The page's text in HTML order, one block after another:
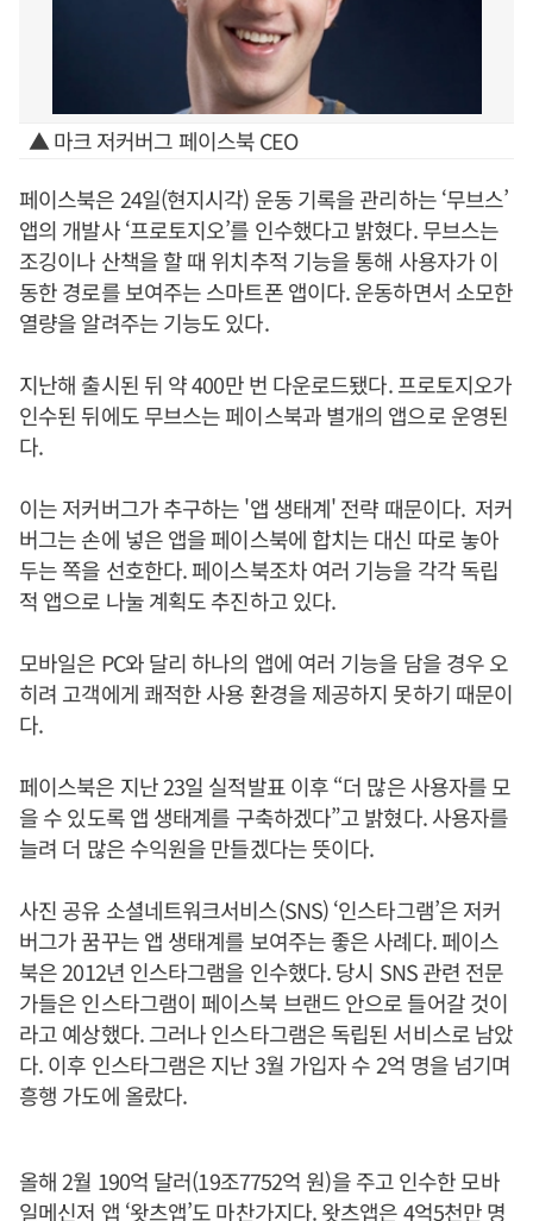
▲ 마크 저커버그 페이스북 CEO
페이스북은 24일(현지시각) 운동 기록을 관리하는 ‘무브스’
앱의 개발사 ‘프로토지오’를 인수했다고 밝혔다. 무브스는
조깅이나 산책을 할 때 위치추적 기능을 통해 사용자가 이
동한 경로를 보여주는 스마트폰 앱이다. 운동하면서 소모한
열량을 알려주는 기능도 있다.
지난해 출시된 뒤 약 400만 번 다운로드됐다. 프로토지오가
인수된 뒤에도 무브스는 페이스북과 별개의 앱으로 운영된
다.
이는 저커버그가 추구하는 '앱 생태계' 전략 때문이다. 저커
버그는 손에 넣은 앱을 페이스북에 합치는 대신 따로 놓아
두는 쪽을 선호한다. 페이스북조차 여러 기능을 각각 독립
적 앱으로 나눌 계획도 추진하고 있다.
모바일은 PC와 달리 하나의 앱에 여러 기능을 담을 경우 오
히려 고객에게 쾌적한 사용 환경을 제공하지 못하기 때문이
다.
페이스북은 지난 23일 실적발표 이후 “더 많은 사용자를 모
을 수 있도록 앱 생태계를 구축하겠다”고 밝혔다. 사용자를
늘려 더 많은 수익원을 만들겠다는 뜻이다.
사진 공유 소셜네트워크서비스(SNS) ‘인스타그램’은 저커
버그가 꿈꾸는 앱 생태계를 보여주는 좋은 사례다. 페이스
북은 2012년 인스타그램을 인수했다. 당시 SNS 관련 전문
가들은 인스타그램이 페이스북 브랜드 안으로 들어갈 것이
라고 예상했다. 그러나 인스타그램은 독립된 서비스로 남았
다. 이후 인스타그램은 지난 3월 가입자 수 2억 명을 넘기며
흥행 가도에 올랐다.
올해 2월 190억 달러(19조7752억 원)을 주고 인수한 모바
일메신저 앱 ‘왓츠앱’도 마찬가지다. 왓츠앱은 4억5천만 명